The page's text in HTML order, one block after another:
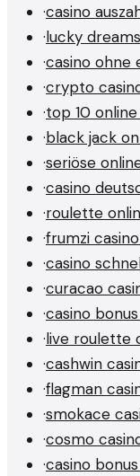
·casino
·lucky
·casino ohne
·crypto
·top 10
·black jack
·seriöse
·casino
·roulette
·frumzi
·casino
·curacao
·casino
·live roulette
·cashwin
·flagman
·smokace
·cosmo
·casino